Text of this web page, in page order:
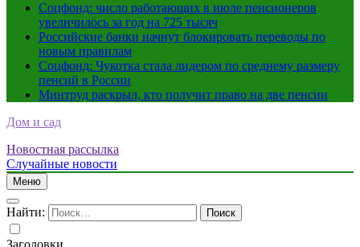
Соцфонд: число работающих в июле пенсионеров
увеличилось за год на 725 тысяч
Российские банки начнут блокировать переводы по
новым правилам
Соцфонд: Чукотка стала лидером по среднему размеру
пенсий в России
Минтруд раскрыл, кто получит право на две пенсии
Дом и сад
Новостная рассылка
Случайные новости
Меню
Найти:
Заголовки